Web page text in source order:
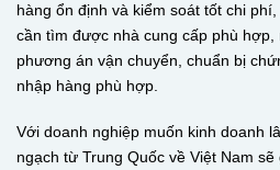
hàng ổn định và kiểm soát tốt chi
cần tìm được nhà cung cấp phù hợp,
phương án vận chuyển, chuẩn bị
nhập hàng phù hợp.
Với doanh nghiệp muốn kinh doanh
ngạch từ Trung Quốc về Việt Nam